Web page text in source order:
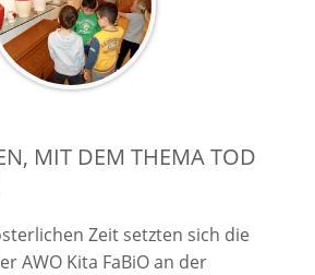
MIT DEM THEMA TOD
Zeit setzten sich die
AWO Kita FaBiO an der